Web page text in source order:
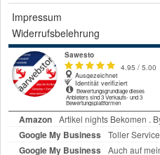
Impressum
Widerrufsbelehrung